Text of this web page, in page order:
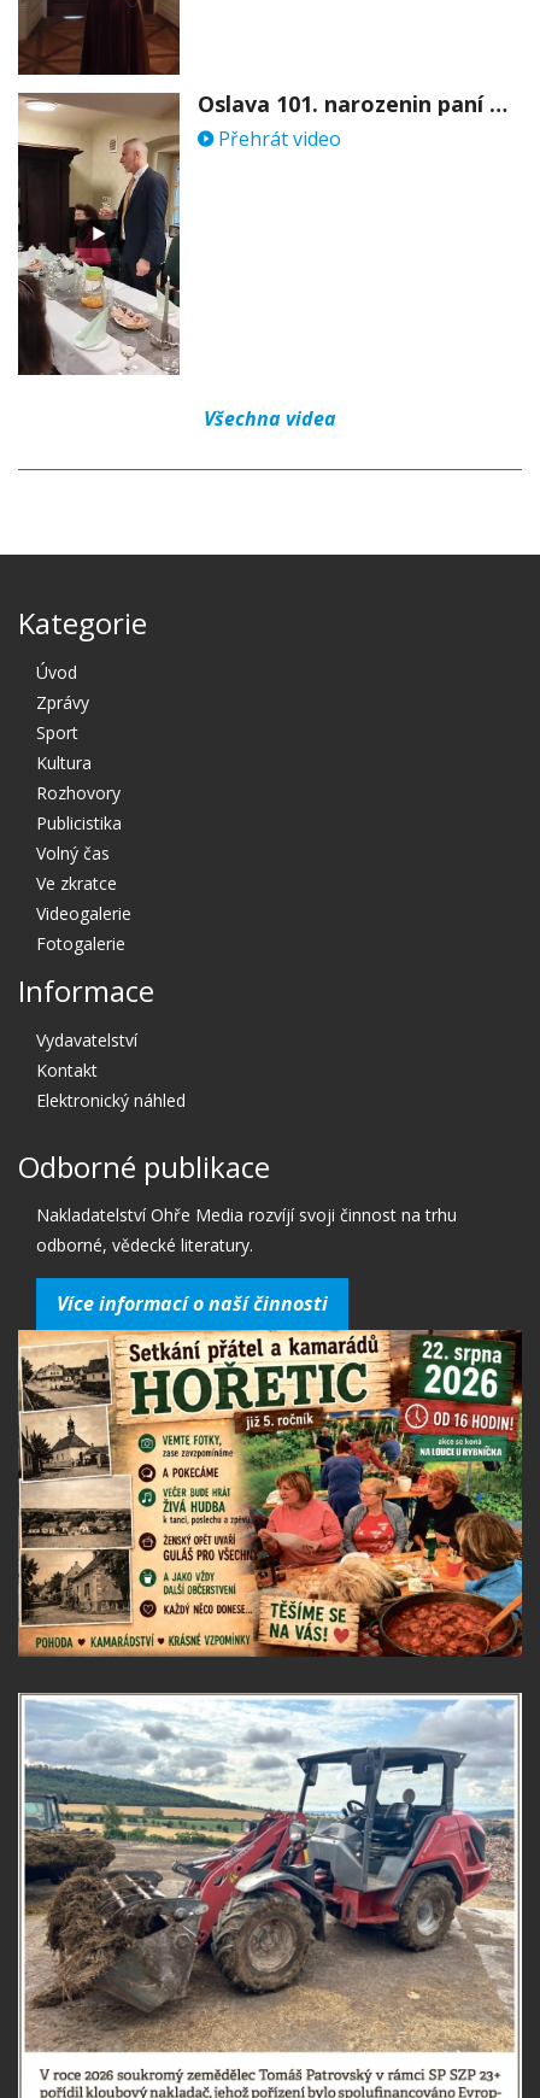
Oslava 101. narozenin paní Věry Skořepové
Přehrát video
Všechna videa
Kategorie
Úvod
Zprávy
Sport
Kultura
Rozhovory
Publicistika
Volný čas
Ve zkratce
Videogalerie
Fotogalerie
Informace
Vydavatelství
Kontakt
Elektronický náhled
Odborné publikace
Nakladatelství Ohře Media rozvíjí svoji činnost na trhu
odborné, vědecké literatury.
Více informací o naší činnosti